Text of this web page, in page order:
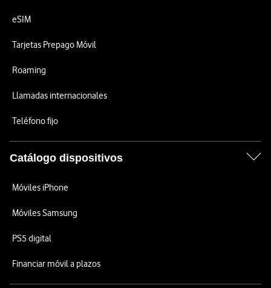
eSIM
Tarjetas Prepago Móvil
Roaming
Llamadas internacionales
Teléfono fijo
Catálogo dispositivos
Móviles iPhone
Móviles Samsung
PS5 digital
Financiar móvil a plazos